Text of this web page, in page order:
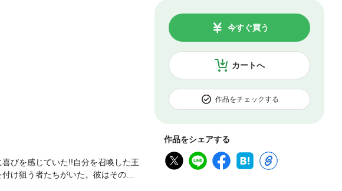
カートへ
今すぐ買う
作品をチェックする
作品をシェアする
びを感じていた!!自分を召喚した王
け狙う者たちがいた。彼はその者